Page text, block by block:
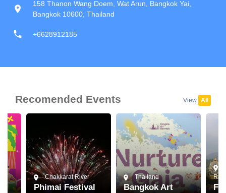
158 Thanon Wang Doem, Wat Arun, Bangkok Yai,
Bangkok 10600, Thailand
+6628912185
Recomended Events View All
Chakkarat River
Phimai Festival
Thailand
Bangkok Art